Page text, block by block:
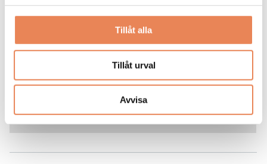
Tillåt alla
Tillåt urval
Avvisa
Arbetsgivare: Smådalarö Gård Hotell & Spa
Sista ansökningsdag: 2026-08-30
DAGAR KVAR:
22